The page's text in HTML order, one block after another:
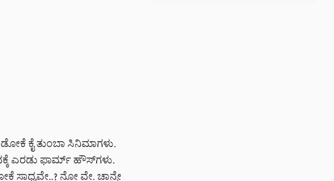
ಕೈ ತುಂಬಾ ಸಿನಿಮಾಗಳು.
ಎರಡು ಫಾರ್ಮ್‌ ಹೌಸ್‌ಗಳು.
ಸಾಧ್ಯವೇ..? ನೋ ವೇ. ಚಾನ್ಸೇ